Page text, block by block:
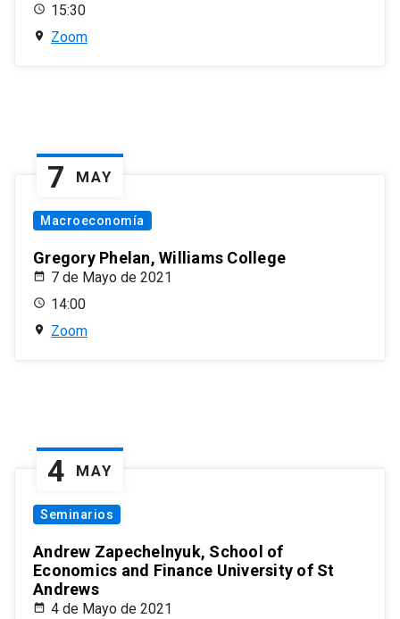
15:30
Zoom
7 MAY
Macroeconomía
Gregory Phelan, Williams College
7 de Mayo de 2021
14:00
Zoom
4 MAY
Seminarios
Andrew Zapechelnyuk, School of
Economics and Finance University of St
Andrews
4 de Mayo de 2021